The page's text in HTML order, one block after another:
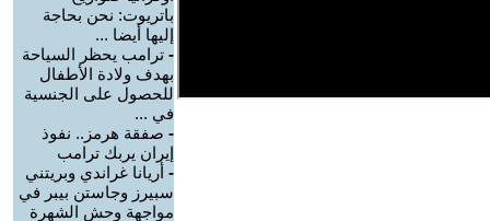
باتريوت: نحن بحاجة
إليها أيضا ...
- ترامب يحظر السياحة
بهدف ولادة الأطفال
للحصول على الجنسية
في ...
- صفقة هرمز.. نفوذ
إيران يربك ترامب
- أريانا غراندي وبريتني
سبيرز وجاستن بيبر في
مواجهة وحش الشهرة